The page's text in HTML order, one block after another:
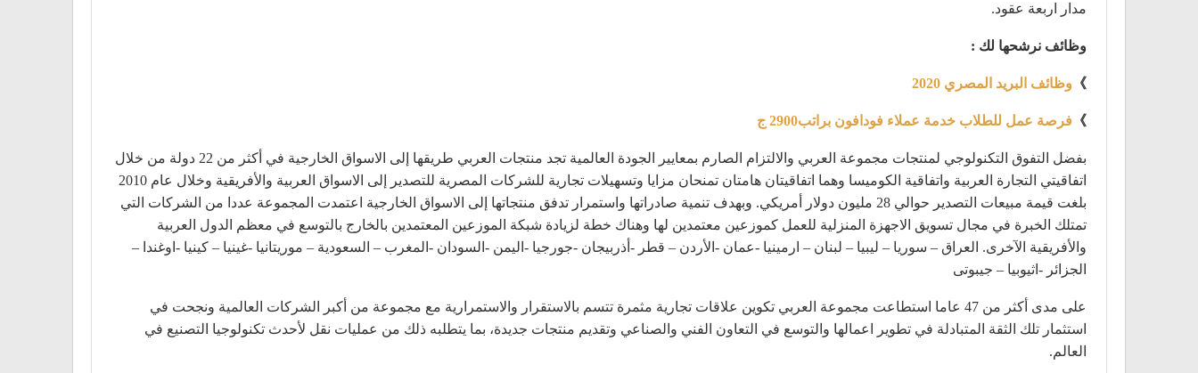
مدار اربعة عقود.
وظائف نرشحها لك :
》 وظائف البريد المصري 2020
》 فرصة عمل للطلاب خدمة عملاء فودافون براتب2900 ج
بفضل التفوق التكنولوجي لمنتجات مجموعة العربي والالتزام الصارم بمعايير الجودة العالمية تجد منتجات العربي طريقها إلى الاسواق الخارجية في أكثر من 22 دولة من خلال
اتفاقيتي التجارة العربية واتفاقية الكوميسا وهما اتفاقيتان هامتان تمنحان مزايا وتسهيلات تجارية للشركات المصرية للتصدير إلى الاسواق العربية والأفريقية وخلال عام 2010
بلغت قيمة مبيعات التصدير حوالي 28 مليون دولار أمريكي. وبهدف تنمية صادراتها واستمرار تدفق منتجاتها إلى الاسواق الخارجية اعتمدت المجموعة عددا من الشركات التي
تمتلك الخبرة في مجال تسويق الاجهزة المنزلية للعمل كموزعين معتمدين لها وهناك خطة لزيادة شبكة الموزعين المعتمدين بالخارج بالتوسع في معظم الدول العربية
والأفريقية الآخرى. العراق – سوريا – ليبيا – لبنان – ارمينيا -عمان -الأردن – قطر -أذربيجان -جورجيا -اليمن -السودان -المغرب – السعودية – موريتانيا -غينيا – كينيا -اوغندا –
الجزائر -اثيوبيا – جيبوتى
على مدى أكثر من 47 عاما استطاعت مجموعة العربي تكوين علاقات تجارية مثمرة تتسم بالاستقرار والاستمرارية مع مجموعة من أكبر الشركات العالمية ونجحت في
استثمار تلك الثقة المتبادلة في تطوير اعمالها والتوسع في التعاون الفني والصناعي وتقديم منتجات جديدة، بما يتطلبه ذلك من عمليات نقل لأحدث تكنولوجيا التصنيع في
العالم.